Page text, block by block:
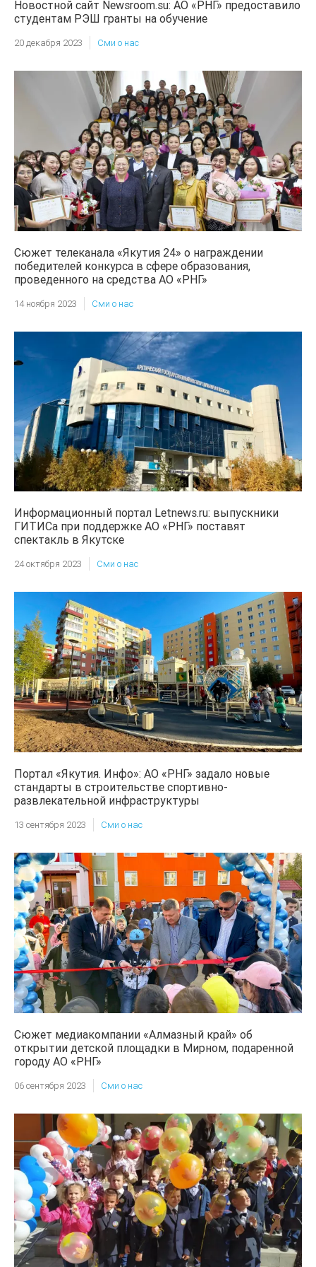
Новостной сайт Newsroom.su: АО «РНГ» предоставило
студентам РЭШ гранты на обучение
20 декабря 2023 Сми о нас
Сюжет телеканала «Якутия 24» о награждении
победителей конкурса в сфере образования,
проведенного на средства АО «РНГ»
14 ноября 2023 Сми о нас
Информационный портал Letnews.ru: выпускники
ГИТИСа при поддержке АО «РНГ» поставят
спектакль в Якутске
24 октября 2023 Сми о нас
Портал «Якутия. Инфо»: АО «РНГ» задало новые
стандарты в строительстве спортивно-
развлекательной инфраструктуры
13 сентября 2023 Сми о нас
Сюжет медиакомпании «Алмазный край» об
открытии детской площадки в Мирном, подаренной
городу АО «РНГ»
06 сентября 2023 Сми о нас